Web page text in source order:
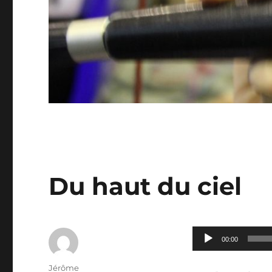
Du haut du ciel
Lecteur
audio
00:00
Auteur
Jérôme